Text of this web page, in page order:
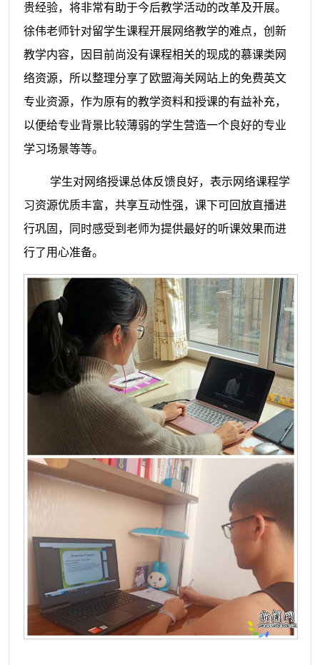
贵经验，将非常有助于今后教学活动的改革及开展。
徐伟老师针对留学生课程开展网络教学的难点，创新
教学内容，因目前尚没有课程相关的现成的慕课类网
络资源，所以整理分享了欧盟海关网站上的免费英文
专业资源，作为原有的教学资料和授课的有益补充，
以便给专业背景比较薄弱的学生营造一个良好的专业
学习场景等等。
学生对网络授课总体反馈良好，表示网络课程学
习资源优质丰富，共享互动性强，课下可回放直播进
行巩固，同时感受到老师为提供最好的听课效果而进
行了用心准备。